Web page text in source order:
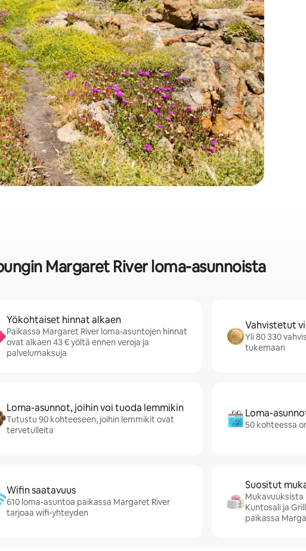
Margaret River loma-asunnoista
Yökohtaiset hinnat alkaen
Paikassa Margaret River loma-asuntojen hinnat
ovat alkaen 43 € yöltä ennen veroja ja
palvelumaksuja
Vahvistetut
Yli 80 330
tukemaan
Loma-asunnot, joihin voi tuoda lemmikin
Tutustu 90 kohteeseen, joihin lemmikit ovat
tervetulleita
Loma-
50 kohteessa
Wifin saatavuus
610 loma-asuntoa paikassa Margaret River
tarjoaa wifi-yhteyden
Suositut
Kuntosali ja
paikassa